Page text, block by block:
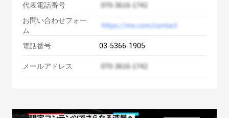
代表電話番号
お問い合わせフォー
ム
電話番号
03-5366-1905
メールアドレス